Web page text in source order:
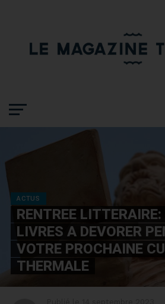
ACTUS
RENTREE LITTERAIRE:
LIVRES A DEVORER
VOTRE PROCHAINE
THERMALE